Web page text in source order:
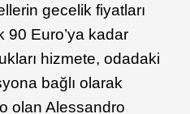
gecelik fiyatları
90 Euro’ya kadar
hizmete, odadaki
bağlı olarak
olan Alessandro